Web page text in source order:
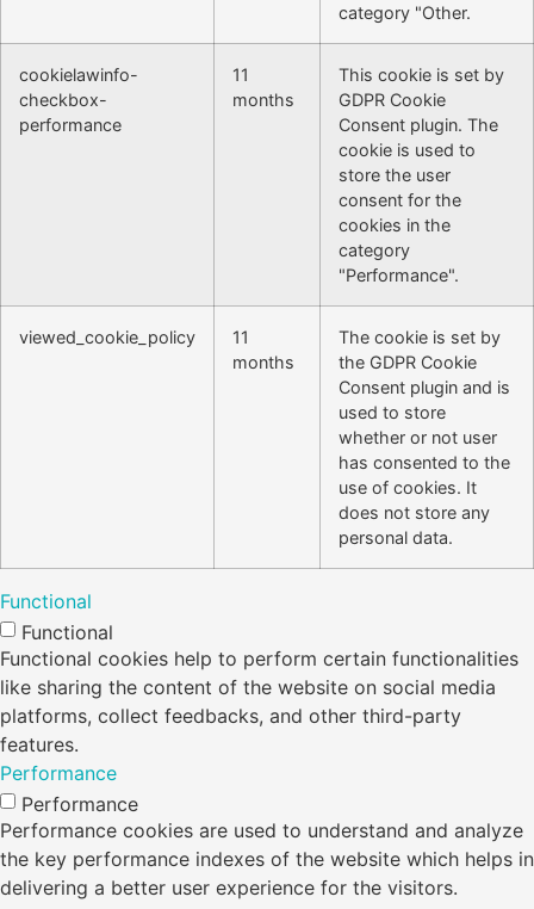
category "Other.
cookielawinfo-
checkbox-
performance
11
months
This cookie is set by
GDPR Cookie
Consent plugin. The
cookie is used to
store the user
consent for the
cookies in the
category
"Performance".
viewed_cookie_policy
11
months
The cookie is set by
the GDPR Cookie
Consent plugin and is
used to store
whether or not user
has consented to the
use of cookies. It
does not store any
personal data.
Functional
Functional
Functional cookies help to perform certain functionalities
like sharing the content of the website on social media
platforms, collect feedbacks, and other third-party
features.
Performance
Performance
Performance cookies are used to understand and analyze
the key performance indexes of the website which helps in
delivering a better user experience for the visitors.